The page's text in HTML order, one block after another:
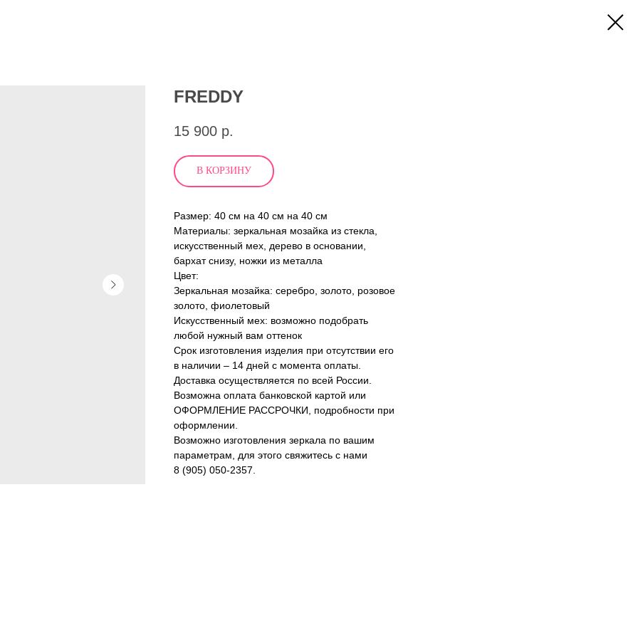
FREDDY
15 900 р.
В КОРЗИНУ
Размер: 40 см на 40 см на 40 см
Материалы: зеркальная мозайка из стекла,
искусственный мех, дерево в основании,
бархат снизу, ножки из металла
Цвет:
Зеркальная мозайка: серебро, золото, розовое
золото, фиолетовый
Искусственный мех: возможно подобрать
любой нужный вам оттенок
Срок изготовления изделия при отсутствии его
в наличии – 14 дней с момента оплаты.
Доставка осуществляется по всей России.
Возможна оплата банковской картой или
ОФОРМЛЕНИЕ РАССРОЧКИ, подробности при
оформлении.
Возможно изготовления зеркала по вашим
параметрам, для этого свяжитесь с нами
8 (905) 050-2357.